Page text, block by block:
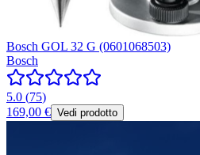
Bosch GOL 32 G (0601068503)
Bosch
5.0 (75)
169,00 € Vedi prodotto